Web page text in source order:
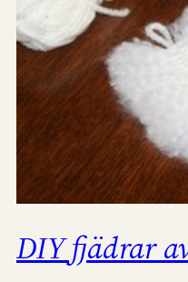
DIY fjädrar